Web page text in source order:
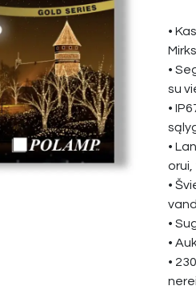
•
•
su
•
•
orui,
•
•
•
•